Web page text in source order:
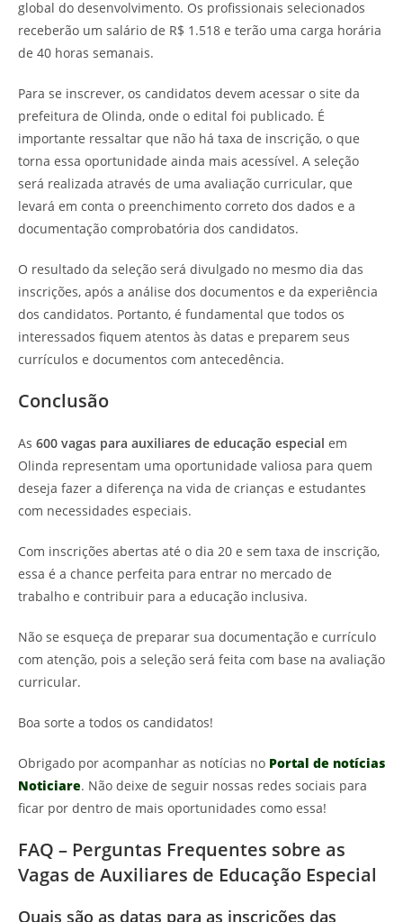
global do desenvolvimento. Os profissionais selecionados
receberão um salário de R$ 1.518 e terão uma carga horária
de 40 horas semanais.
Para se inscrever, os candidatos devem acessar o site da
prefeitura de Olinda, onde o edital foi publicado. É
importante ressaltar que não há taxa de inscrição, o que
torna essa oportunidade ainda mais acessível. A seleção
será realizada através de uma avaliação curricular, que
levará em conta o preenchimento correto dos dados e a
documentação comprobatória dos candidatos.
O resultado da seleção será divulgado no mesmo dia das
inscrições, após a análise dos documentos e da experiência
dos candidatos. Portanto, é fundamental que todos os
interessados fiquem atentos às datas e preparem seus
currículos e documentos com antecedência.
Conclusão
As 600 vagas para auxiliares de educação especial em
Olinda representam uma oportunidade valiosa para quem
deseja fazer a diferença na vida de crianças e estudantes
com necessidades especiais.
Com inscrições abertas até o dia 20 e sem taxa de inscrição,
essa é a chance perfeita para entrar no mercado de
trabalho e contribuir para a educação inclusiva.
Não se esqueça de preparar sua documentação e currículo
com atenção, pois a seleção será feita com base na avaliação
curricular.
Boa sorte a todos os candidatos!
Obrigado por acompanhar as notícias no Portal de notícias
Noticiare. Não deixe de seguir nossas redes sociais para
ficar por dentro de mais oportunidades como essa!
FAQ – Perguntas Frequentes sobre as
Vagas de Auxiliares de Educação Especial
Quais são as datas para as inscrições das